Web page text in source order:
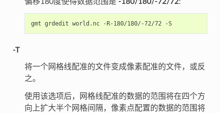
偏移180度使得数据范围是 -180/180/-72/72:
gmt grdedit world.nc -R-180/180/-72/72 -S
-T
将一个网格线配准的文件变成像素配准的文件，或反
之。
使用该选项后，网格线配准的数据的范围将在四个方
向上扩大半个网格间隔，像素点配置的数据的范围将